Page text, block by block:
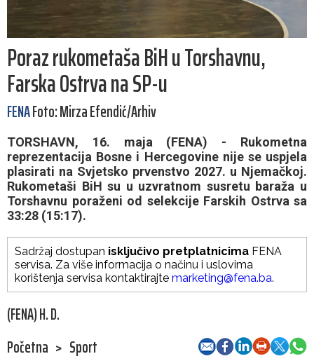
Poraz rukometaša BiH u Torshavnu,
Farska Ostrva na SP-u
FENAFoto: Mirza Efendić/Arhiv
TORSHAVN, 16. maja (FENA) - Rukometna
reprezentacija Bosne i Hercegovine nije se uspjela
plasirati na Svjetsko prvenstvo 2027. u Njemačkoj.
Rukometaši BiH su u uzvratnom susretu baraža u
Torshavnu poraženi od selekcije Farskih Ostrva sa
33:28 (15:17).
Sadržaj dostupan isključivo pretplatnicima FENA
servisa. Za više informacija o načinu i uslovima
korištenja servisa kontaktirajte marketing@fena.ba.
(FENA) H. D.
Početna > Sport